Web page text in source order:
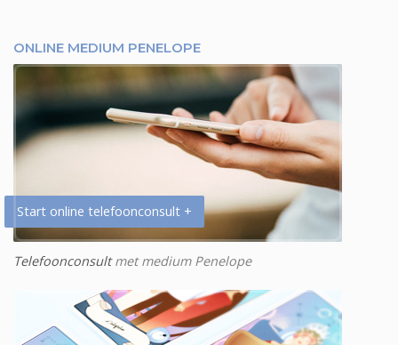
ONLINE MEDIUM PENELOPE
Start online telefoonconsult +
Telefoonconsultmet medium Penelope